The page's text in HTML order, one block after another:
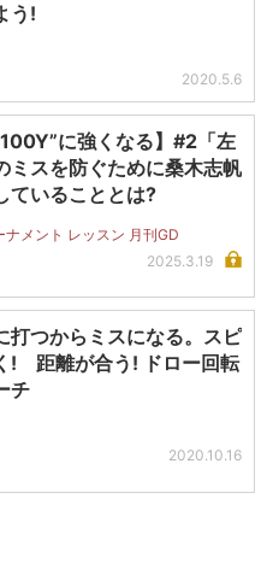
う!
2020.5.6
100Y”に強くなる】#2「左
ミスを防ぐために桑木志帆
ていることとは?
ナメント レッスン 月刊GD
2025.3.19
打つからミスになる。スピ
! 距離が合う! ドロー回転
チ
2020.10.16